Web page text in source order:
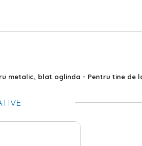
metalic, blat oglinda - Pentru tine de